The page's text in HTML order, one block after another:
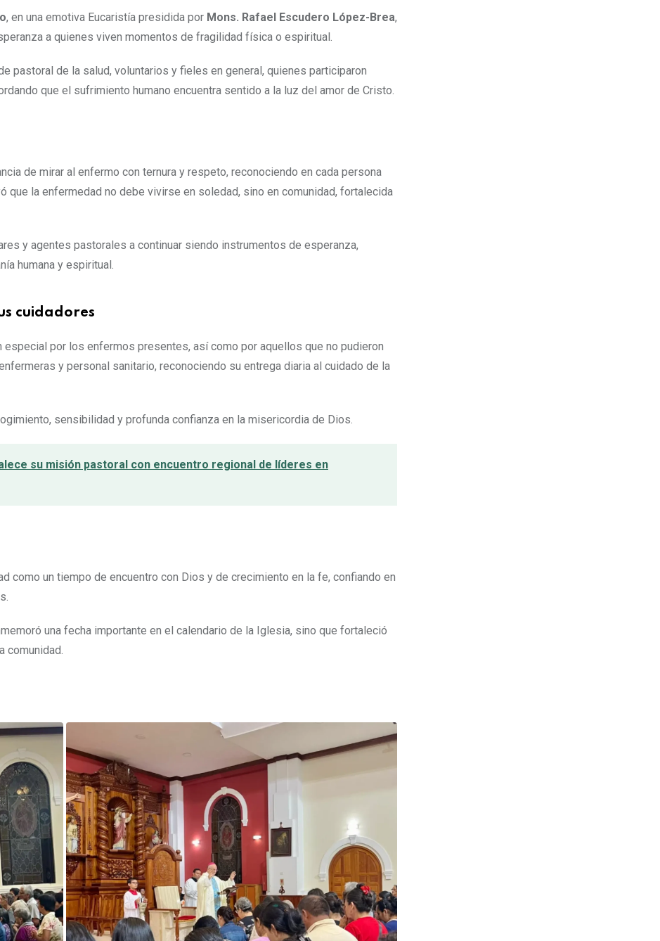
, en una emotiva Eucaristía presidida por Mons. Rafael Escudero López-Brea,
a quienes viven momentos de fragilidad física o espiritual.
pastoral de la salud, voluntarios y fieles en general, quienes participaron
que el sufrimiento humano encuentra sentido a la luz del amor de Cristo.
de mirar al enfermo con ternura y respeto, reconociendo en cada persona
la enfermedad no debe vivirse en soledad, sino en comunidad, fortalecida
y agentes pastorales a continuar siendo instrumentos de esperanza,
humana y espiritual.
cuidadores
por los enfermos presentes, así como por aquellos que no pudieron
y personal sanitario, reconociendo su entrega diaria al cuidado de la
sensibilidad y profunda confianza en la misericordia de Dios.
su misión pastoral con encuentro regional de líderes en
como un tiempo de encuentro con Dios y de crecimiento en la fe, confiando en
una fecha importante en el calendario de la Iglesia, sino que fortaleció
comunidad.